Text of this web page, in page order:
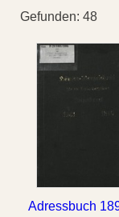
Gefunden: 48
Adressbuch